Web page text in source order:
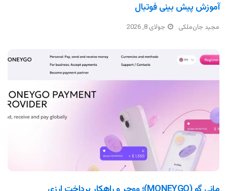
آموزش پیش بینی فوتبال
مجید جان‌ملکی جولای 8, 2026